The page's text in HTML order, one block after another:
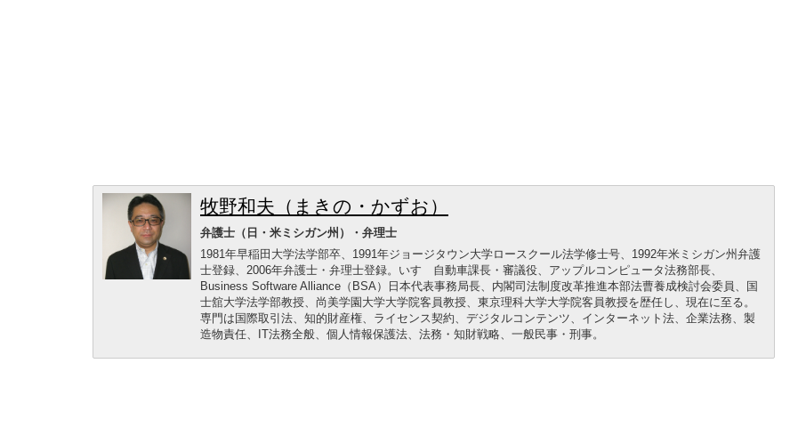
牧野和夫（まきの・かずお）
弁護士（日・米ミシガン州）・弁理士
1981年早稲田大学法学部卒、1991年ジョージタウン大学ロースクール法学修士号、1992年米ミシガン州弁護
士登録、2006年弁護士・弁理士登録。いすゞ自動車課長・審議役、アップルコンピュータ法務部長、
Business Software Alliance（BSA）日本代表事務局長、内閣司法制度改革推進本部法曹養成検討会委員、国
士舘大学法学部教授、尚美学園大学大学院客員教授、東京理科大学大学院客員教授を歴任し、現在に至る。
専門は国際取引法、知的財産権、ライセンス契約、デジタルコンテンツ、インターネット法、企業法務、製
造物責任、IT法務全般、個人情報保護法、法務・知財戦略、一般民事・刑事。